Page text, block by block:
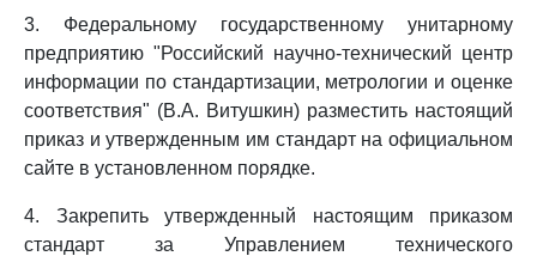
3. Федеральному государственному унитарному
предприятию "Российский научно-технический центр
информации по стандартизации, метрологии и оценке
соответствия" (В.А. Витушкин) разместить настоящий
приказ и утвержденным им стандарт на официальном
сайте в установленном порядке.
4. Закрепить утвержденный настоящим приказом
стандарт за Управлением технического